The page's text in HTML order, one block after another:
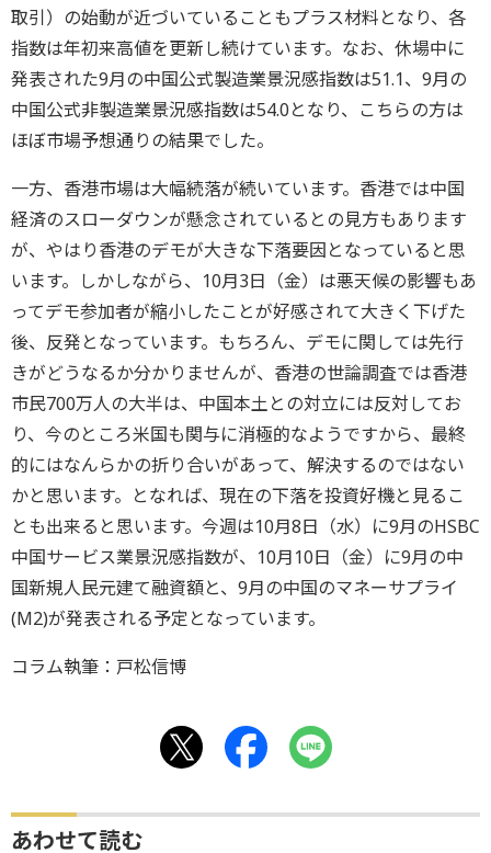
取引）の始動が近づいていることもプラス材料となり、各
指数は年初来高値を更新し続けています。なお、休場中に
発表された9月の中国公式製造業景況感指数は51.1、9月の
中国公式非製造業景況感指数は54.0となり、こちらの方は
ほぼ市場予想通りの結果でした。
一方、香港市場は大幅続落が続いています。香港では中国
経済のスローダウンが懸念されているとの見方もあります
が、やはり香港のデモが大きな下落要因となっていると思
います。しかしながら、10月3日（金）は悪天候の影響もあ
ってデモ参加者が縮小したことが好感されて大きく下げた
後、反発となっています。もちろん、デモに関しては先行
きがどうなるか分かりませんが、香港の世論調査では香港
市民700万人の大半は、中国本土との対立には反対してお
り、今のところ米国も関与に消極的なようですから、最終
的にはなんらかの折り合いがあって、解決するのではない
かと思います。となれば、現在の下落を投資好機と見るこ
とも出来ると思います。今週は10月8日（水）に9月のHSBC
中国サービス業景況感指数が、10月10日（金）に9月の中
国新規人民元建て融資額と、9月の中国のマネーサプライ
(M2)が発表される予定となっています。
コラム執筆：戸松信博
あわせて読む